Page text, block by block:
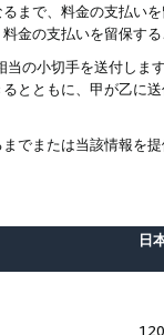
まで、料金の支払い
金の支払いを留保する
の小切手を送付しま
とともに、甲が乙に
でまたは当該情報を
日